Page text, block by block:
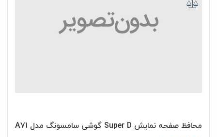
محافظ صفحه نمایش Super D گوشی سامسونگ مدل A71